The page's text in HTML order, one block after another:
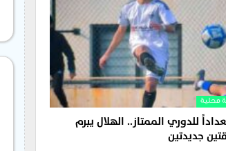
محلية
للدوري الممتاز.. الهلال يبرم
جديدتين